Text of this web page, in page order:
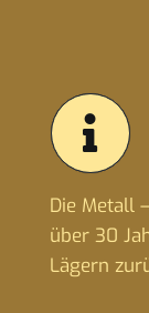
Die Metall
über 30
Lägern